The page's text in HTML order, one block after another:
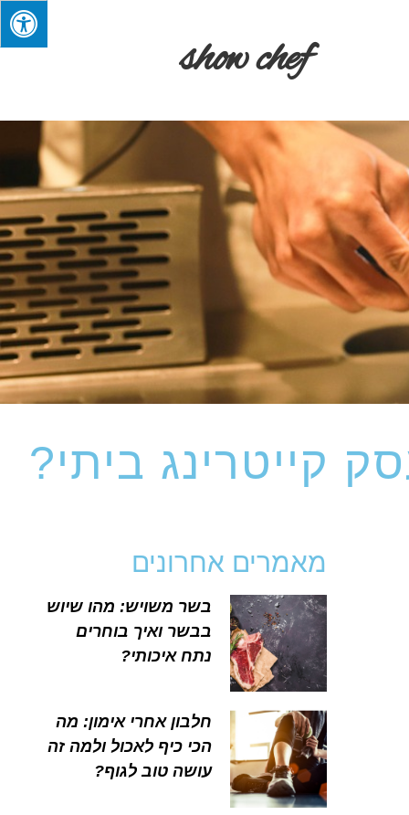
show chef
קייטרינג ביתי?
מאמרים אחרונים
בשר משויש: מהו שיוש
בבשר ואיך בוחרים
נתח איכותי?
חלבון אחרי אימון: מה
הכי כיף לאכול ולמה זה
עושה טוב לגוף?